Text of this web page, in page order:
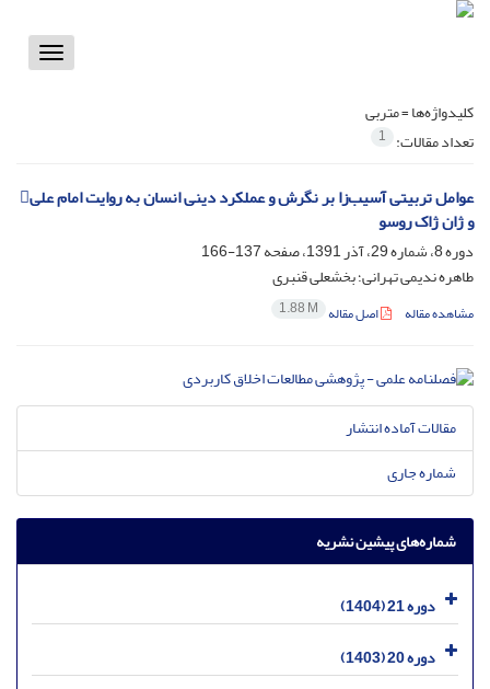
Toggle
کلیدواژه‌ها =متربی
تعداد مقالات: 1
عوامل تربیتی آسیب‌زا بر نگرش و عملکرد دینی انسان به روایت امام علی
و ژان ژاک روسو
دوره 8، شماره 29، آذر 1391، صفحه
137-166
طاهره ندیمی تهرانی؛ بخشعلی قنبری
مشاهده مقاله اصل مقاله 1.88 M
مقالات آماده انتشار
شماره جاری
شماره‌های پیشین نشریه
دوره 21 (1404)
دوره 20 (1403)